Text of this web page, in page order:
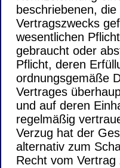
beschriebenen,
Vertragszwecks
wesentlichen
gebraucht oder
Pflicht, deren
ordnungsgemäße
Vertrages
und auf deren
regelmäßig
Verzug hat der
alternativ zum
Recht vom